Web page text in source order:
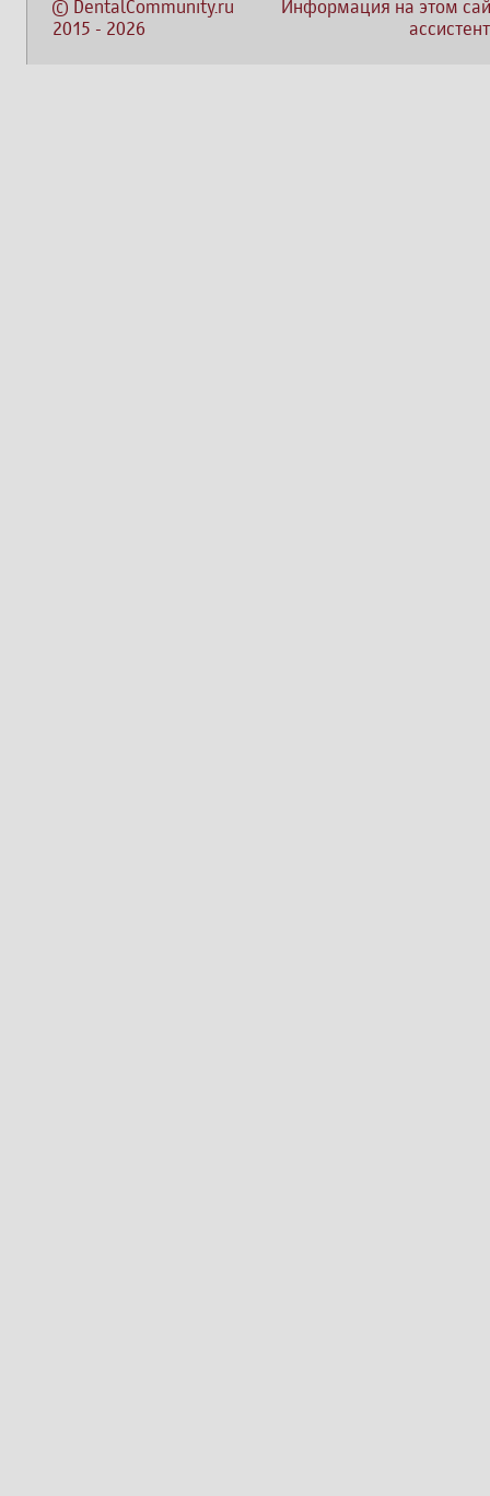
© DentalCommunity.ru
2015 - 2026
Информация на этом